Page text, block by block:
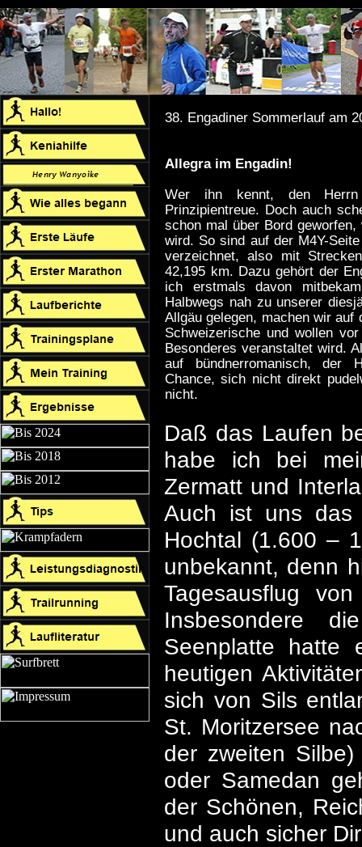
38. Engadiner Sommerlauf am
Allegra im Engadin!
Wer ihn kennt, den Herrn
Prinzipientreue. Doch auch
schon mal über Bord geworfen,
wird. So sind auf der M4Y-
verzeichnet, also mit
42,195 km. Dazu gehört der
ich erstmals davon
Halbwegs nah zu unserer
Allgäu gelegen, machen wir
Schweizerische und wollen
Besonderes veranstaltet wird.
auf bündnerromanisch, der
Chance, sich nicht direkt
nicht.
Daß das Laufen
habe ich bei
Zermatt und
Auch ist uns das
Hochtal (1.600 –
unbekannt, denn
Tagesausflug
Insbesondere
Seenplatte hatte
heutigen
sich von Sils
St. Moritzersee
der zweiten
oder Samedan
der Schönen,
und auch sicher